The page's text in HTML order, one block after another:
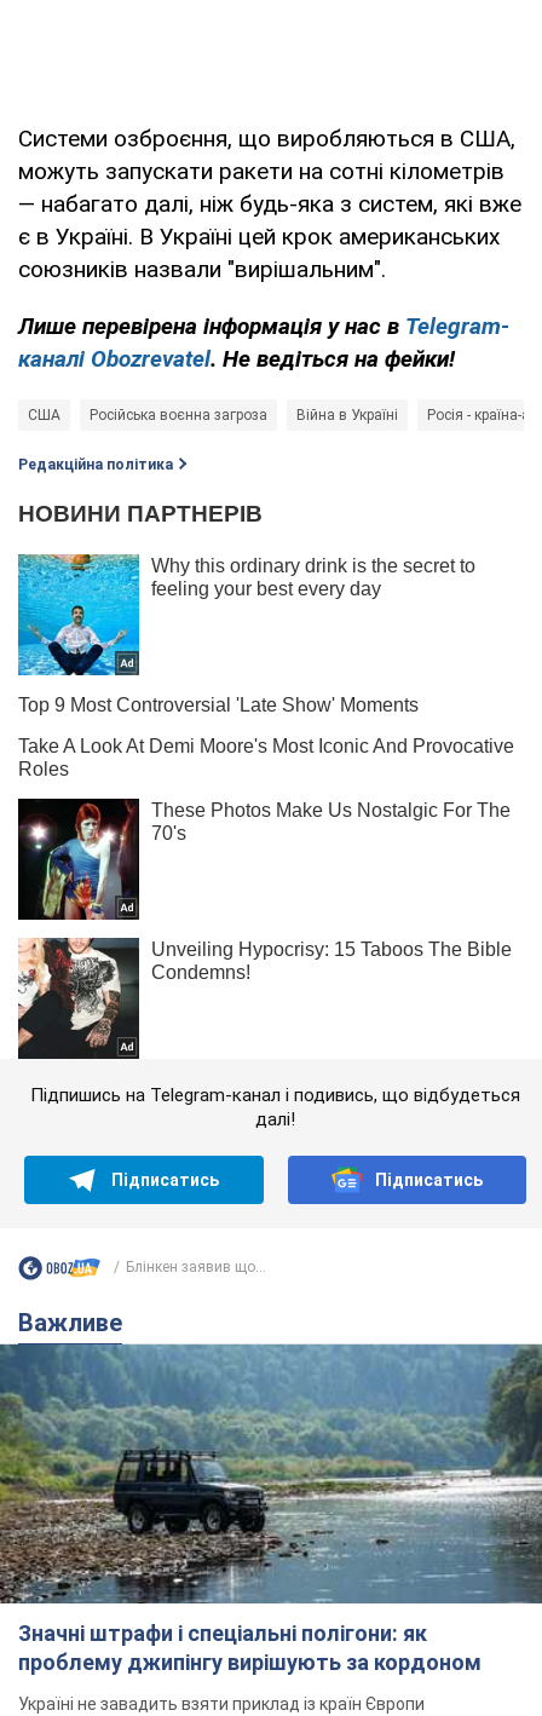
Системи озброєння, що виробляються в США,
можуть запускати ракети на сотні кілометрів
— набагато далі, ніж будь-яка з систем, які вже
є в Україні. В Україні цей крок американських
союзників назвали "вирішальним".
Лише перевірена інформація у нас в Telegram-
каналі Obozrevatel. Не ведіться на фейки!
США Російська воєнна загроза Війна в Україні Росія - країна-
Редакційна політика
Підпишись на Telegram-канал і подивись, що відбудеться
далі!
Підписатись Підписатись
Блінкен заявив що...
Важливе
Значні штрафи і спеціальні полігони: як
проблему джипінгу вирішують за кордоном
Україні не завадить взяти приклад із країн Європи